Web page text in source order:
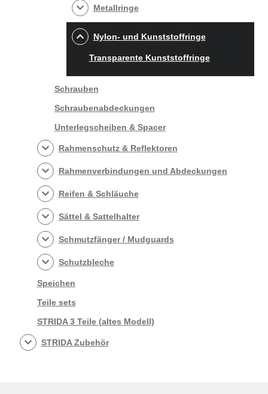
Metallringe
Nylon- und Kunststoffringe
Transparente Kunststoffringe
Schrauben
Schraubenabdeckungen
Unterlegscheiben & Spacer
Rahmenschutz & Reflektoren
Rahmenverbindungen und Abdeckungen
Reifen & Schläuche
Sättel & Sattelhalter
Schmutzfänger / Mudguards
Schutzbleche
Speichen
Teile sets
STRIDA 3 Teile (altes Modell)
STRIDA Zubehör